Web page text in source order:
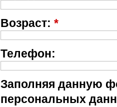
Возраст: *
Телефон:
Заполняя данную
персональных